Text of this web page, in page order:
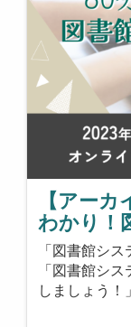
【アー
わかり！
「図書館シ
「図書館シ
しましょう